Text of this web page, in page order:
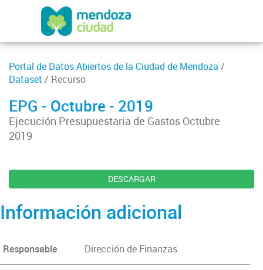
Portal de Datos Abiertos de la Ciudad de Mendoza /
Dataset / Recurso
EPG - Octubre - 2019
Ejecución Presupuestaria de Gastos Octubre
2019
DESCARGAR
Información adicional
Responsable Dirección de Finanzas